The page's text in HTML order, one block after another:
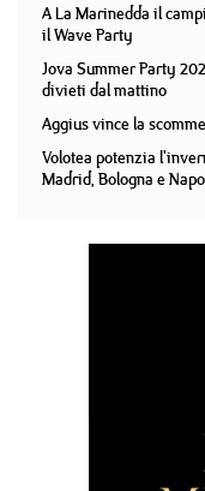
A La Marinedda il
il Wave Party
Jova Summer Party
divieti dal mattino
Aggius vince la
Volotea potenzia
Madrid, Bologna e